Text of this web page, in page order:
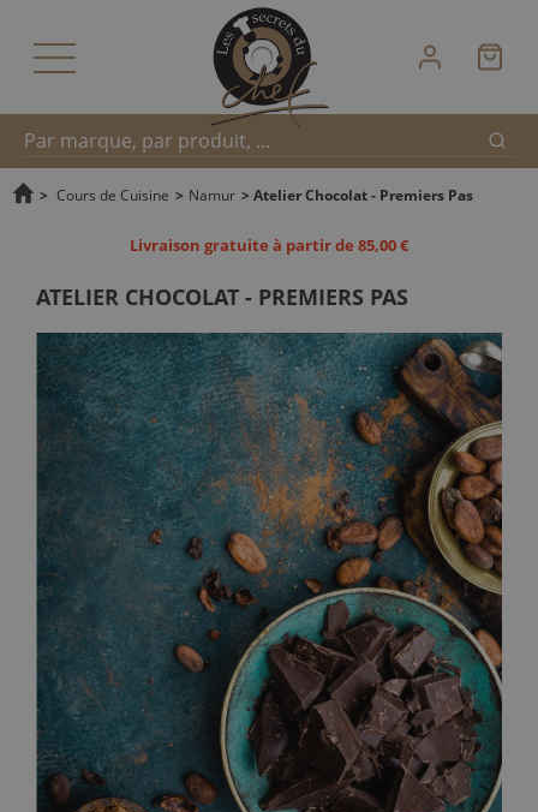
Recherche
> Cours de Cuisine > Namur > Atelier Chocolat - Premiers Pas
Livraison gratuite à partir de 85,00 €
ATELIER CHOCOLAT - PREMIERS PAS